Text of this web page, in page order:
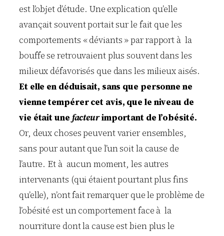
est l’objet d’étude. Une explication qu’elle
avançait souvent portait sur le fait que les
comportements « déviants » par rapport à la
bouffe se retrouvaient plus souvent dans les
milieux défavorisés que dans les milieux aisés.
Et elle en déduisait, sans que personne ne
vienne tempérer cet avis, que le niveau de
vie était une facteurimportant de l’obésité.
Or, deux choses peuvent varier ensembles,
sans pour autant que l’un soit la cause de
l’autre. Et à aucun moment, les autres
intervenants (qui étaient pourtant plus fins
qu’elle), n’ont fait remarquer que le problème de
l’obésité est un comportement face à la
nourriture dont la cause est bien plus le